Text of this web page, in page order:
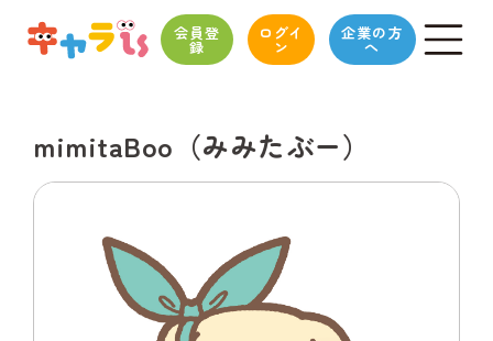
会員登
録
ログイ
ン
企業の方
へ
mimitaBoo（みみたぶー）